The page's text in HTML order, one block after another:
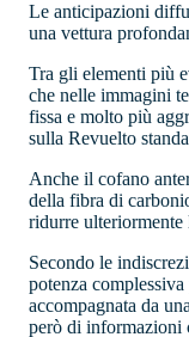
Le anticipazioni
una vettura
Tra gli elementi più
che nelle immagini
fissa e molto più
sulla Revuelto
Anche il cofano
della fibra di
ridurre ulteriormente
Secondo le
potenza
accompagnata da
però di informazioni